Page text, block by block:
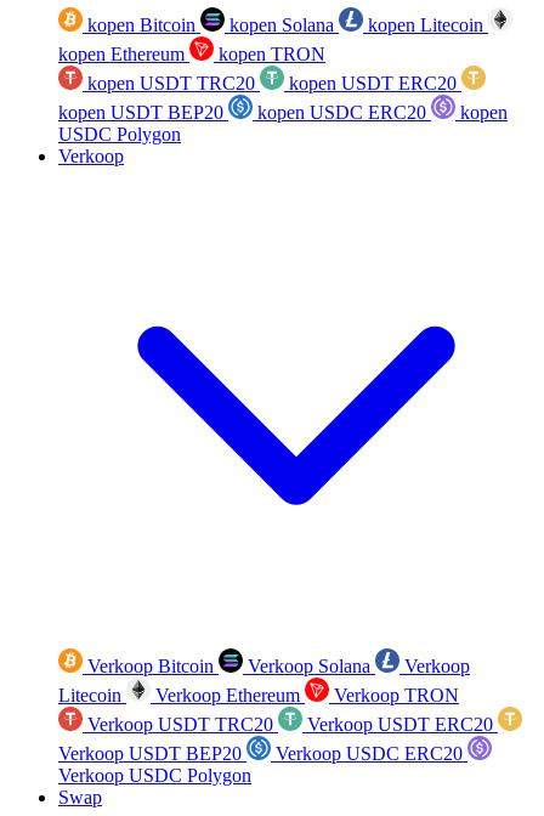
kopen Bitcoin kopen Solana
kopen Litecoin
kopen Ethereum
kopen TRON
kopen USDT TRC20
kopen USDT ERC20
kopen USDT BEP20
kopen USDC ERC20
kopen
USDC Polygon
Verkoop
Verkoop Bitcoin Verkoop Solana
Verkoop
Litecoin
Verkoop Ethereum
Verkoop TRON
Verkoop USDT TRC20
Verkoop USDT ERC20
Verkoop USDT BEP20
Verkoop USDC ERC20
Verkoop USDC Polygon
Swap